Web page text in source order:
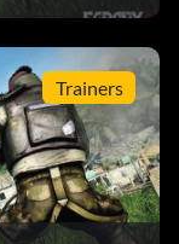
Trainers